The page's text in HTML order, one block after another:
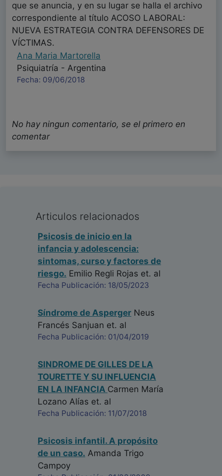
que se anuncia, y en su lugar se halla el archivo
correspondiente al título ACOSO LABORAL:
NUEVA ESTRATEGIA CONTRA DEFENSORES DE
VÍCTIMAS.
Ana Maria Martorella
Psiquiatría - Argentina
Fecha: 09/06/2018
No hay ningun comentario, se el primero en
comentar
Articulos relacionados
Psicosis de inicio en la
infancia y adolescencia:
sintomas, curso y factores de
riesgo. Emilio Regli Rojas et. al
Fecha Publicación: 18/05/2023
Síndrome de Asperger Neus
Francés Sanjuan et. al
Fecha Publicación: 01/04/2019
SINDROME DE GILLES DE LA
TOURETTE Y SU INFLUENCIA
EN LA INFANCIA Carmen María
Lozano Alías et. al
Fecha Publicación: 11/07/2018
Psicosis infantil. A propósito
de un caso. Amanda Trigo
Campoy